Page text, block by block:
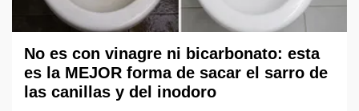
No es con vinagre ni bicarbonato: esta
es la MEJOR forma de sacar el sarro de
las canillas y del inodoro